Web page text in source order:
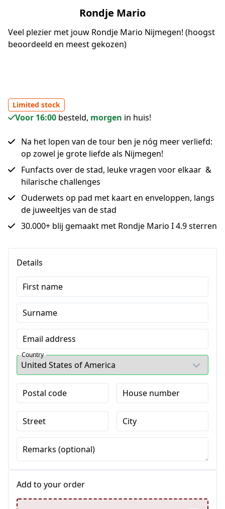
Rondje Mario
Veel plezier met jouw Rondje Mario Nijmegen! (hoogst
beoordeeld en meest gekozen)
Limited stock
Voor 16:00 besteld, morgen in huis!
Na het lopen van de tour ben je nóg meer verliefd:
op zowel je grote liefde als Nijmegen!
Funfacts over de stad, leuke vragen voor elkaar &
hilarische challenges
Ouderwets op pad met kaart en enveloppen, langs
de juweeltjes van de stad
30.000+ blij gemaakt met Rondje Mario I 4.9 sterren
Details
First name
Surname
Email address
Country
Postal code House number
Street City
Remarks (optional)
Add to your order